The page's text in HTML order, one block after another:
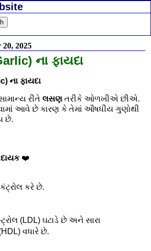
20, 2025
ના ફાયદા
ના ફાયદા
રીતે લસણ તરીકે ઓળખીએ છીએ.
આવે છે કારણ કે તેમાં ઔષધીય ગુણોથી
છે.
❤️
કરે છે.
(LDL) ઘટાડે છે અને સારા
વધારે છે.